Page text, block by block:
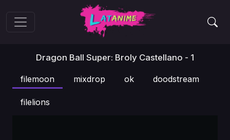
Dragon Ball Super: Broly Castellano - 1
filemoon mixdrop ok doodstream
filelions